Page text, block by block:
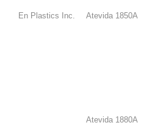
En Plastics Inc. Atevida 1850A
Atevida 1880A